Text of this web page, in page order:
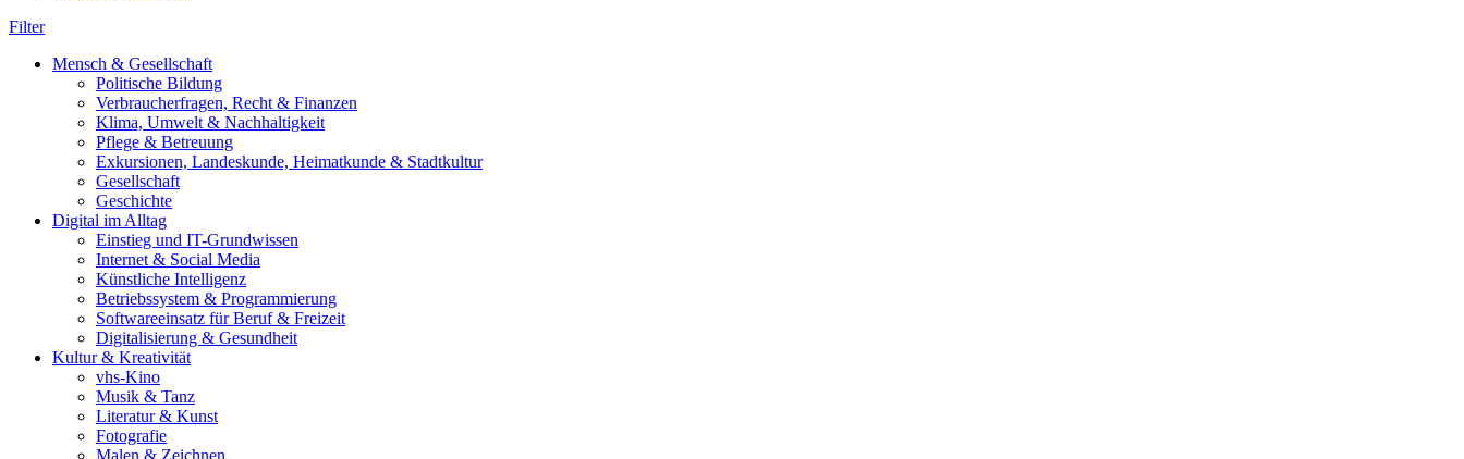
Filter
Mensch & Gesellschaft
Politische Bildung
Verbraucherfragen, Recht & Finanzen
Klima, Umwelt & Nachhaltigkeit
Pflege & Betreuung
Exkursionen, Landeskunde, Heimatkunde & Stadtkultur
Gesellschaft
Geschichte
Digital im Alltag
Einstieg und IT-Grundwissen
Internet & Social Media
Künstliche Intelligenz
Betriebssystem & Programmierung
Softwareeinsatz für Beruf & Freizeit
Digitalisierung & Gesundheit
Kultur & Kreativität
vhs-Kino
Musik & Tanz
Literatur & Kunst
Fotografie
Malen & Zeichnen